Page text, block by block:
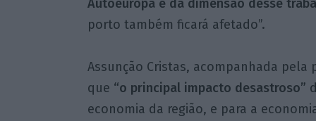
Autoeuropa e da dimensão desse
porto também ficará afetado”.
Assunção Cristas, acompanhada
que “o principal impacto desastroso”
economia da região, e para a